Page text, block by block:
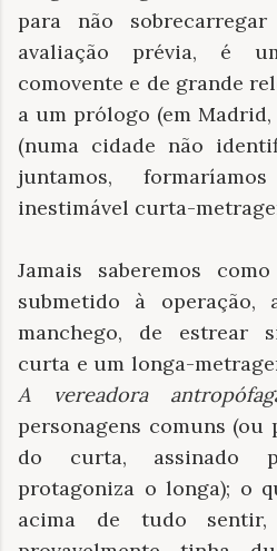
para não
avaliação prévia, é
comovente e de grande
a um prólogo (em
(numa cidade não
juntamos,
inestimável curta-
Jamais saberemos
submetido à operação,
manchego, de estrear
curta e um longa-
A vereadora
personagens comuns (ou
do curta, assinado
protagoniza o longa); o
acima de tudo